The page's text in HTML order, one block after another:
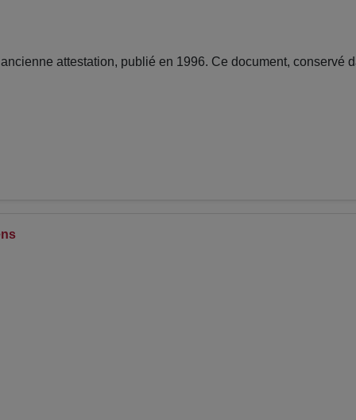
attestation, publié en 1996. Ce document, conservé